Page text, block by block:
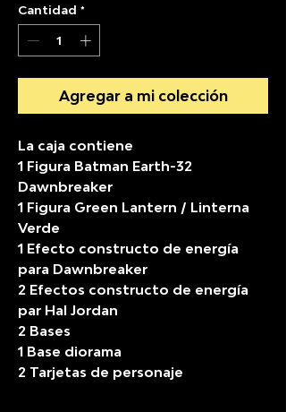
Cantidad *
Agregar a mi colección
La caja contiene
1 Figura Batman Earth-32
Dawnbreaker
1 Figura Green Lantern / Linterna
Verde
1 Efecto constructo de energía
para Dawnbreaker
2 Efectos constructo de energía
par Hal Jordan
2 Bases
1 Base diorama
2 Tarjetas de personaje